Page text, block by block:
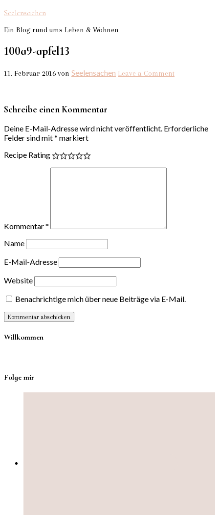
Seelensachen
Ein Blog rund ums Leben & Wohnen
100a9-apfel13
11. Februar 2016 von Seelensachen Leave a Comment
Schreibe einen Kommentar
Deine E-Mail-Adresse wird nicht veröffentlicht. Erforderliche
Felder sind mit* markiert
Recipe Rating
Kommentar*
Name
E-Mail-Adresse
Website
Benachrichtige mich über neue Beiträge via E-Mail.
Willkommen
Folge mir